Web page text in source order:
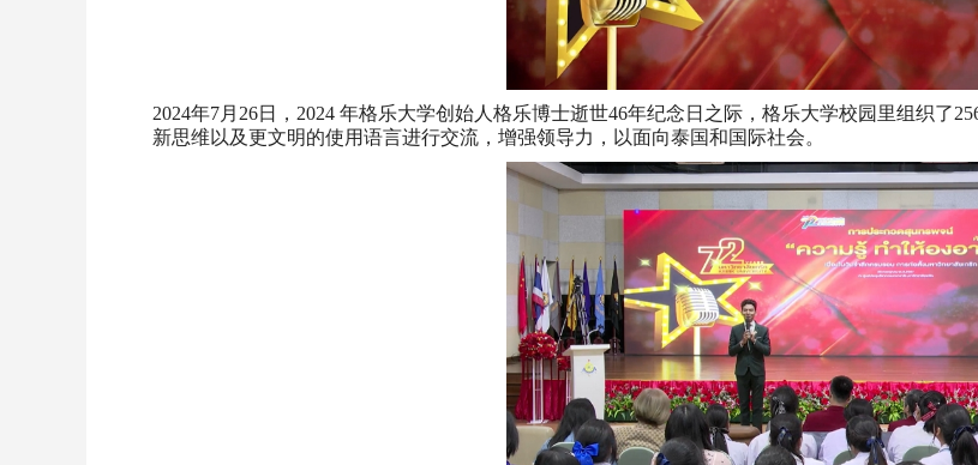
2024年7月26日，2024 年格乐大学创始人格乐博士逝世46年纪念日之际，格乐大学校园里组织了
新思维以及更文明的使用语言进行交流，增强领导力，以面向泰国和国际社会。